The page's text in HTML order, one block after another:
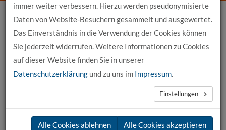
Startseite Unser Profil
Labore und Werkstätten
Robotiklabor der hochschule 21
Robotik
immer weiter verbessern. Hierzu werden pseudonymisierte
Daten von Website-Besuchern gesammelt und ausgewertet.
Das Einverständnis in die Verwendung der Cookies können
Sie jederzeit widerrufen. Weitere Informationen zu Cookies
auf dieser Website finden Sie in unserer
Datenschutzerklärung und zu uns im Impressum.
Einstellungen
Alle Cookies ablehnen Alle Cookies akzeptieren